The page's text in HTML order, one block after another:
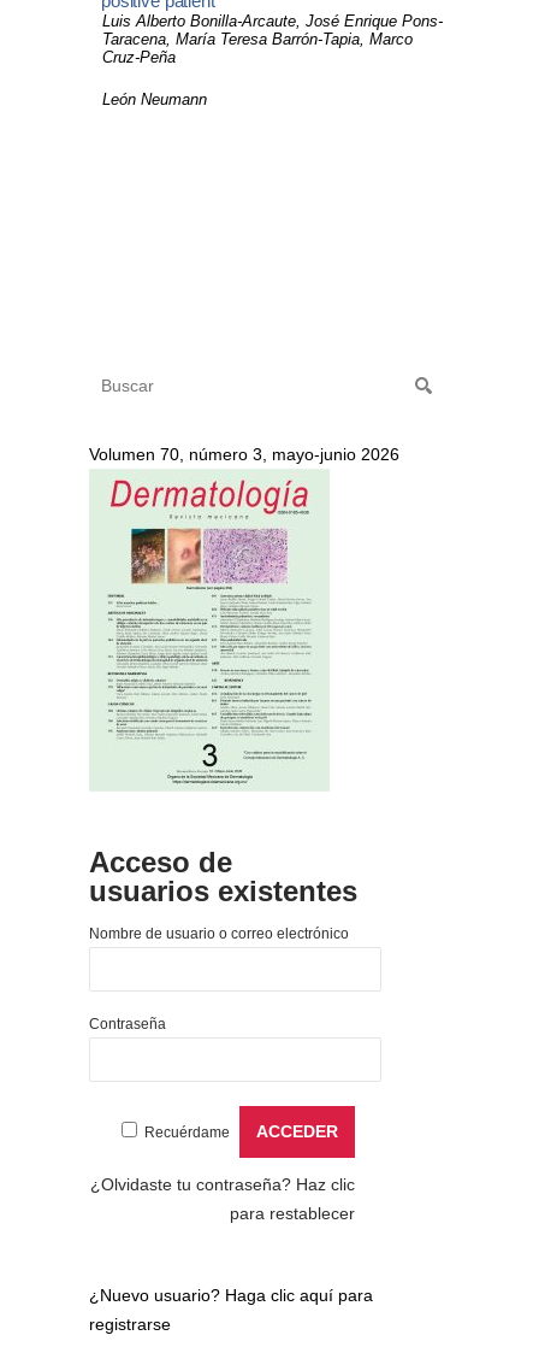
Luis Alberto Bonilla-Arcaute, José Enrique Pons-
Taracena, María Teresa Barrón-Tapia, Marco
Cruz-Peña
León Neumann
Volumen 70, número 3, mayo-junio 2026
Acceso de
usuarios existentes
Nombre de usuario o correo electrónico
Contraseña
Recuérdame
¿Olvidaste tu contraseña? Haz clic
para restablecer
¿Nuevo usuario? Haga clic aquí para
registrarse